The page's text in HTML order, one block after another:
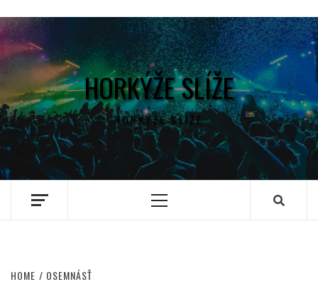
HORKÝŽE SLÍŽE
HORKÝŽE SLÍŽE
Primary
HOME OSEMNÁSŤ